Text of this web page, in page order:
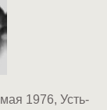
1976, Усть-